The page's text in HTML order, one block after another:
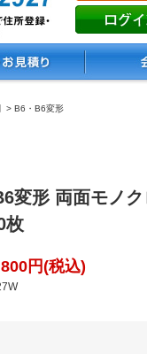
> B6・B6変形
形 両面モノク
円(税込)